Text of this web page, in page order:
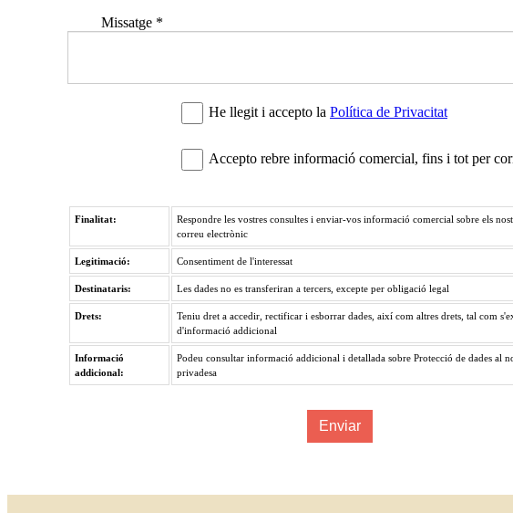
Missatge *
He llegit i accepto la Política de Privacitat
Accepto rebre informació comercial, fins i tot per
Finalitat:
Respondre les vostres consultes i enviar-vos informació comercial sobre els
correu electrònic
Legitimació: Consentiment de l'interessat
Destinataris: Les dades no es transferiran a tercers, excepte per obligació legal
Drets:
Teniu dret a accedir, rectificar i esborrar dades, així com altres drets, tal com
d'informació addicional
Informació
addicional:
Podeu consultar informació addicional i detallada sobre Protecció de dades al
privadesa
Enviar